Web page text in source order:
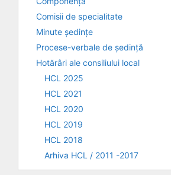
Comisii de specialitate
Minute ședințe
Procese-verbale de ședință
Hotărâri ale consiliului local
HCL 2025
HCL 2021
HCL 2020
HCL 2019
HCL 2018
Arhiva HCL / 2011 -2017